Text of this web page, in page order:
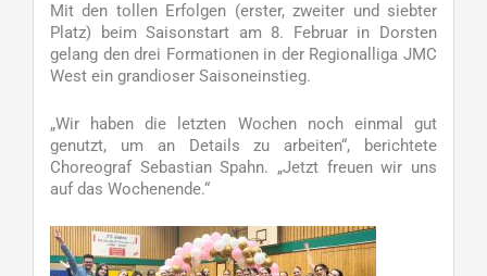
Mit den tollen Erfolgen (erster, zweiter und siebter
Platz) beim Saisonstart am 8. Februar in Dorsten
gelang den drei Formationen in der Regionalliga JMC
West ein grandioser Saisoneinstieg.
„Wir haben die letzten Wochen noch einmal gut
genutzt, um an Details zu arbeiten“, berichtete
Choreograf Sebastian Spahn. „Jetzt freuen wir uns
auf das Wochenende.“